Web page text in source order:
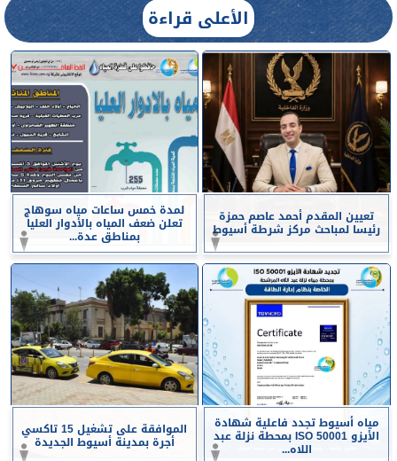
الأعلى قراءة
تعيين المقدم أحمد عاصم حمزة
رئيسا لمباحث مركز شرطة أسيوط
لمدة خمس ساعات مياه سوهاج
تعلن ضعف المياه بالأدوار العليا
بمناطق عدة...
مياه أسيوط تجدد فاعلية شهادة
الأيزو ISO 50001 بمحطة نزلة عبد
اللاه...
الموافقة على تشغيل 15 تاكسي
أجرة بمدينة أسيوط الجديدة